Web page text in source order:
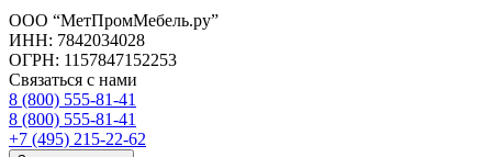
ООО “МетПромМебель.ру”
ИНН: 7842034028
ОГРН: 1157847152253
Связаться с нами
8 (800) 555-81-41
8 (800) 555-81-41
+7 (495) 215-22-62